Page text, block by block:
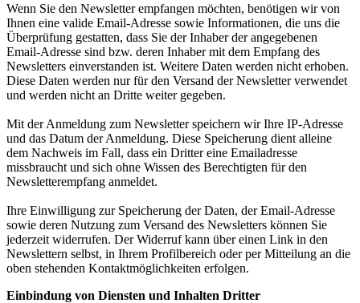
Wenn Sie den Newsletter empfangen möchten, benötigen wir von
Ihnen eine valide Email-Adresse sowie Informationen, die uns die
Überprüfung gestatten, dass Sie der Inhaber der angegebenen
Email-Adresse sind bzw. deren Inhaber mit dem Empfang des
Newsletters einverstanden ist. Weitere Daten werden nicht erhoben.
Diese Daten werden nur für den Versand der Newsletter verwendet
und werden nicht an Dritte weiter gegeben.
Mit der Anmeldung zum Newsletter speichern wir Ihre IP-Adresse
und das Datum der Anmeldung. Diese Speicherung dient alleine
dem Nachweis im Fall, dass ein Dritter eine Emailadresse
missbraucht und sich ohne Wissen des Berechtigten für den
Newsletterempfang anmeldet.
Ihre Einwilligung zur Speicherung der Daten, der Email-Adresse
sowie deren Nutzung zum Versand des Newsletters können Sie
jederzeit widerrufen. Der Widerruf kann über einen Link in den
Newslettern selbst, in Ihrem Profilbereich oder per Mitteilung an die
oben stehenden Kontaktmöglichkeiten erfolgen.
Einbindung von Diensten und Inhalten Dritter